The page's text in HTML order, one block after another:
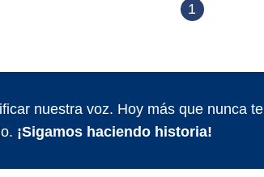
1
nuestra voz. Hoy más que nunca te
¡Sigamos haciendo historia!